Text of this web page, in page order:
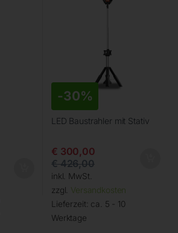
-30%
LED Baustrahler mit Stativ
€ 300,00
€426,00
inkl. MwSt.
zzgl. Versandkosten
Lieferzeit: ca. 5 - 10
Werktage